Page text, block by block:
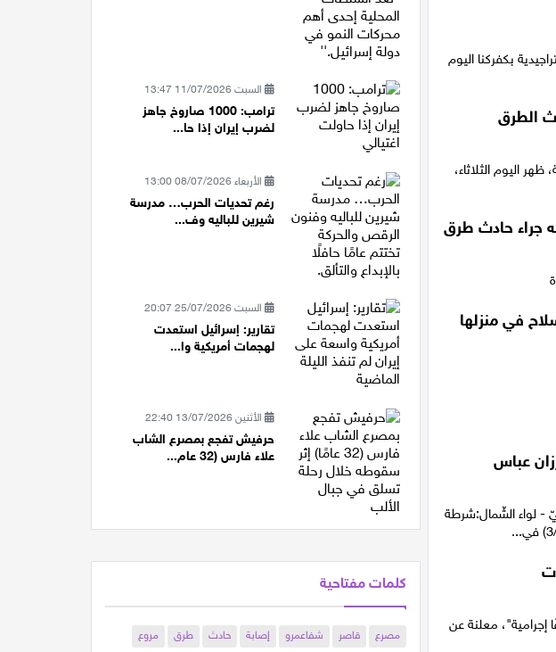
في ظروف تراجيدية بكفركنا اليوم
الطرق
اليوم الثلاثاء،
جراء حادث طرق
في منزلها
عباس
- لواء الشّمال:شرطة
معلنة عن
السبت 11/07/2026 13:47
ترامب: 1000 صاروخ جاهز
لضرب إيران إذا حا...
الأربعاء 08/07/2026 13:00
رغم تحديات الحرب… مدرسة
شيرين للباليه وف...
السبت 25/07/2026 20:07
تقارير: إسرائيل استعدت
لهجمات أمريكية وا...
الأثنين 13/07/2026 22:40
حرفيش تفجع بمصرع الشاب
علاء فارس (32 عام...
كلمات مفتاحية
مصرع قاصر شفاعمرو إصابة حادث طرق
مروع